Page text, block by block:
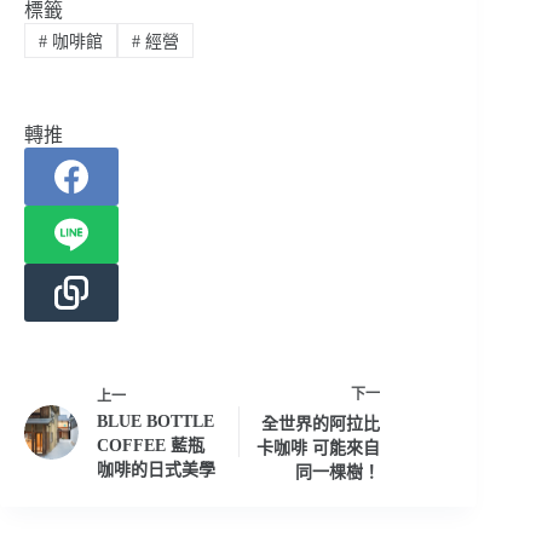
標籤
#咖啡館 #經營
轉推
上一
BLUE BOTTLE
COFFEE 藍瓶
咖啡的日式美學
下一
全世界的阿拉比
卡咖啡 可能來自
同一棵樹！